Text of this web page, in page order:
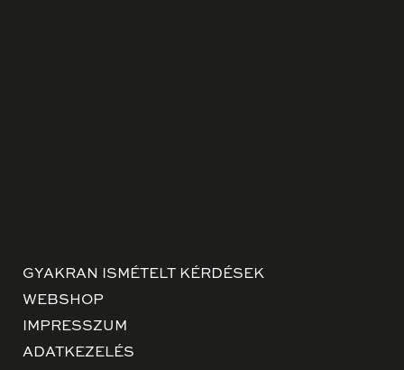
GYAKRAN ISMÉTELT KÉRDÉSEK
WEBSHOP
IMPRESSZUM
ADATKEZELÉS